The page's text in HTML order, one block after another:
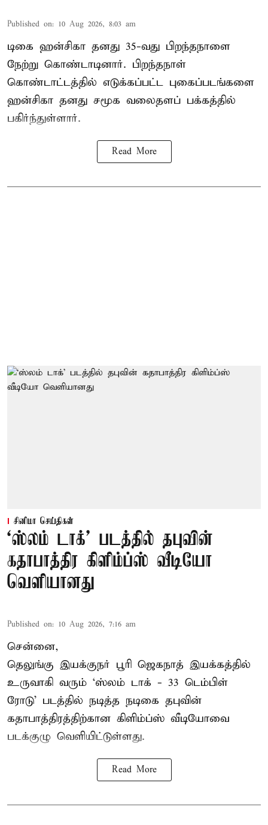
Published on: 10 Aug 2026, 8:03 am
டிகை ஹன்சிகா தனது 35-வது பிறந்தநாளை
நேற்று கொண்டாடினார். பிறந்தநாள்
கொண்டாட்டத்தில் எடுக்கப்பட்ட புகைப்படங்களை
ஹன்சிகா தனது சமூக வலைதளப் பக்கத்தில்
பகிர்ந்துள்ளார்.
Read More
சினிமா செய்திகள்
‘ஸ்லம் டாக்’ படத்தில் தபுவின்
கதாபாத்திர கிளிம்ப்ஸ் வீடியோ
வெளியானது
Published on: 10 Aug 2026, 7:16 am
சென்னை,
தெலுங்கு இயக்குநர் பூரி ஜெகநாத் இயக்கத்தில்
உருவாகி வரும் ‘ஸ்லம் டாக் - 33 டெம்பிள்
ரோடு’ படத்தில் நடித்த நடிகை தபுவின்
கதாபாத்திரத்திற்கான கிளிம்ப்ஸ் வீடியோவை
படக்குழு வெளியிட்டுள்ளது.
Read More